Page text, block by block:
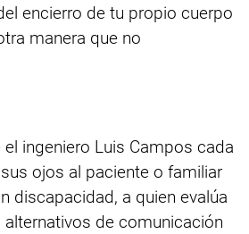
encierro de tu propio cuerpo
manera que no
ingeniero Luis Campos cada
ojos al paciente o familiar
discapacidad, a quien evalúa
de comunicación